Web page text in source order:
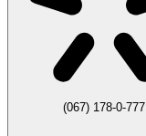
(067) 178-0-777